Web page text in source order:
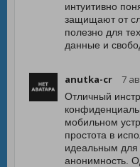
интуитивно
защищают от
полезно для
данные и
anutka-cr 7
Отличный
мобильном
простота в
идеальным для
анонимность.